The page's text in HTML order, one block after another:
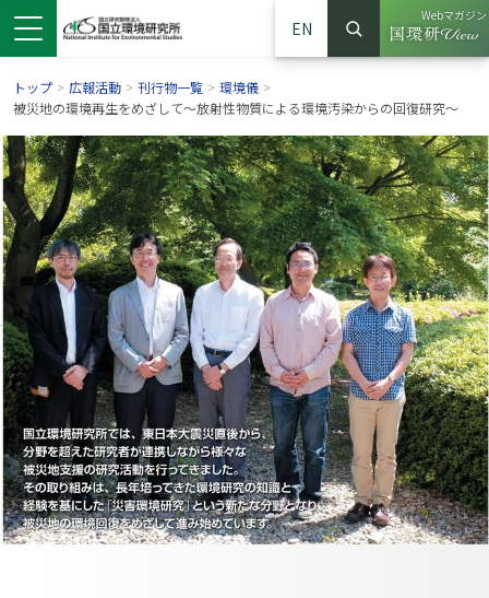
ドウで開きます）
ンドウで開きます）
ウインドウで開きます）
EN
サイト内検索
検索
Webマガジン
（別ウイ
トップ > 広報活動 > 刊行物一覧 > 環境儀 >
被災地の環境再生をめざして～放射性物質による環境汚染からの回復研究～